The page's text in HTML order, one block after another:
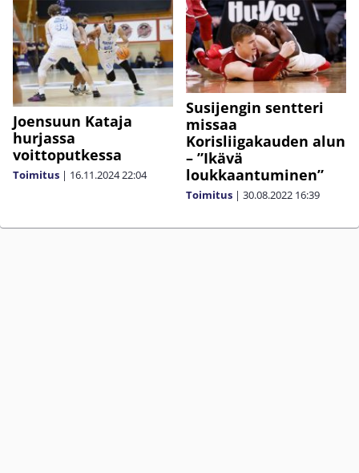
Joensuun Kataja
hurjassa
voittoputkessa
Toimitus | 16.11.202422:04
Susijengin sentteri
missaa
Korisliigakauden alun
– ”Ikävä
loukkaantuminen”
Toimitus | 30.08.2022 16:39